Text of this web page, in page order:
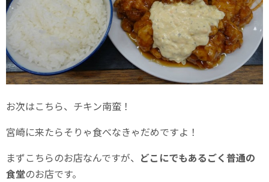
お次はこちら、チキン南蛮！
宮崎に来たらそりゃ食べなきゃだめですよ！
まずこちらのお店なんですが、 どこにでもあるごく普通の
食堂のお店です。